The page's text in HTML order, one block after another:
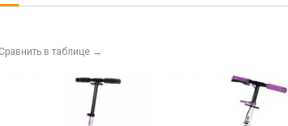
Сравнить в таблице →